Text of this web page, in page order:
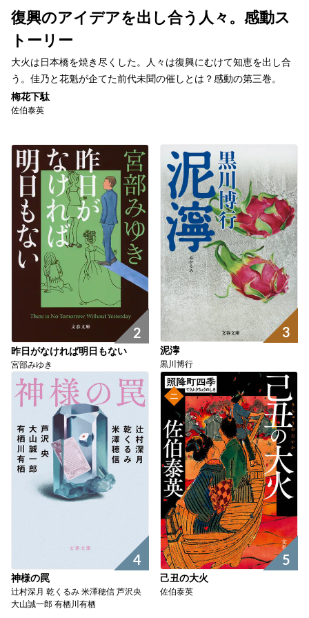
復興のアイデアを出し合う人々。感動ス
トーリー
大火は日本橋を焼き尽くした。人々は復興にむけて知恵を出し合
う。佳乃と花魁が企てた前代未聞の催しとは？感動の第三巻。
梅花下駄
佐伯泰英
2
昨日がなければ明日もない
宮部みゆき
3
泥濘
黒川博行
4
神様の罠
辻村深月 乾くるみ 米澤穂信 芦沢央
大山誠一郎 有栖川有栖
5
己丑の大火
佐伯泰英